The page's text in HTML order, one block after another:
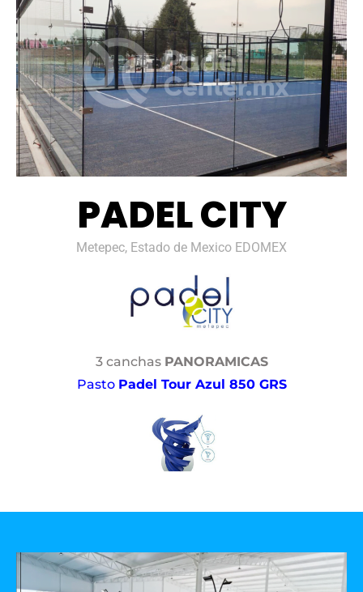
PADEL CITY
Metepec, Estado de Mexico EDOMEX
3 canchas PANORAMICAS
Pasto Padel Tour Azul 850 GRS